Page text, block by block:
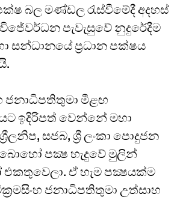
බල මණ්ඩල රැස්වීමේදී අදහස්
පැවැසුවේ නුදුරේදීම
සන්ධානයේ ප්‍රධාන පක්ෂය
ජනාධිපතිතුමා මීළඟ
ඉදිරිපත් වෙන්නේ මහා
සජබ, ශ්‍රී ලංකා පොදුජන
පක්‍ෂ හැදුවේ මුලින්
ඒ හැම පක්‍ෂයක්ම
ජනාධිපතිතුමා උත්සාහ